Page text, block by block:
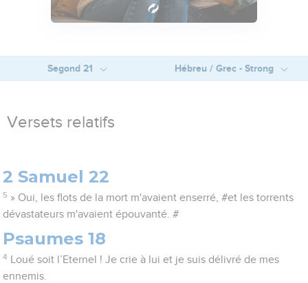
Segond 21 Hébreu / Grec - Strong
Versets relatifs
2 Samuel 22
5 » Oui, les flots de la mort m'avaient enserré, #et les torrents
dévastateurs m'avaient épouvanté. #
Psaumes 18
4
Loué soit l’Eternel ! Je crie à lui et je suis délivré de mes
ennemis.